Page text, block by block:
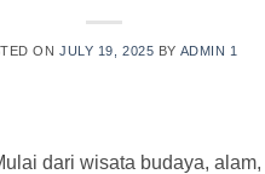
ONJULY 19, 2025 BY ADMIN 1
dari wisata budaya,